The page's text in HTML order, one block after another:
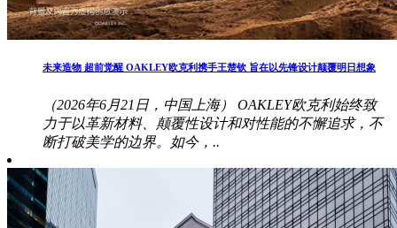
未来造物 超前觉醒 OAKLEY欧克利携手王楚钦 旨在以先锋设计颠覆明日想象
（2026年6月21日，中国上海） OAKLEY欧克利始终致
力于以革新材料、颠覆性设计和对性能的不懈追求，不
断打破美学的边界。如今，..